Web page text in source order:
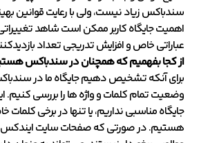
سندباکس زیاد نیست، ولی با رعایت قوانین
اهمیت جایگاه کاربر ممکن است شاهد
عباراتی خاص و افزایش تدریجی تعداد
از کجا بفهمیم که همچنان در سندباکس
برای آنکه تشخیص دهیم جایگاه ما در
وضعیت تمام کلمات و واژه ها را بررسی کنیم.
جایگاه مناسبی نداریم، یا تنها در برخی کلمات
هستیم. در صورتی که صفحات سایت ایندکس